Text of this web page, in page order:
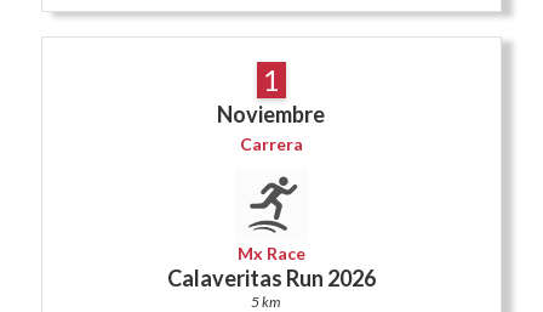
1
Noviembre
Carrera
Mx Race
Calaveritas Run 2026
5 km